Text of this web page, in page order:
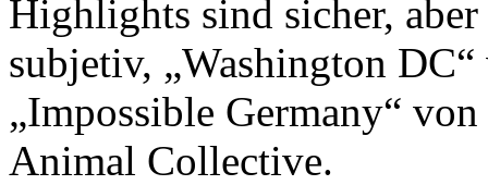
Highlights sind sicher,
subjetiv, „Washington
„Impossible Germany“
Animal Collective.